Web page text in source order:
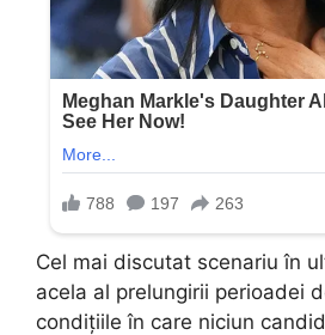
Cel mai discutat scenariu în
acela al prelungirii perioadei
condițiile în care niciun